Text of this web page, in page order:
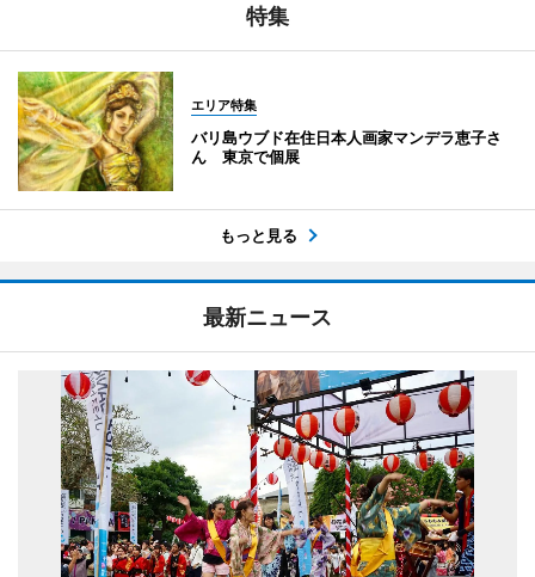
特集
エリア特集
バリ島ウブド在住日本人画家マンデラ恵子さ
ん 東京で個展
もっと見る
最新ニュース